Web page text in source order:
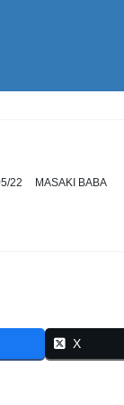
22 MASAKI BABA
X